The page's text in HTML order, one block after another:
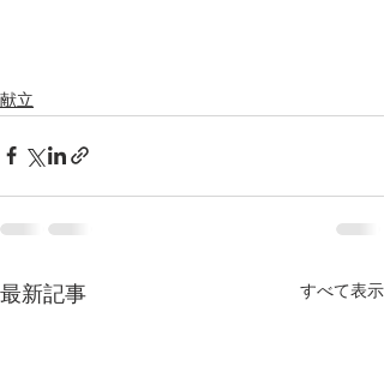
献立
最新記事 すべて表示